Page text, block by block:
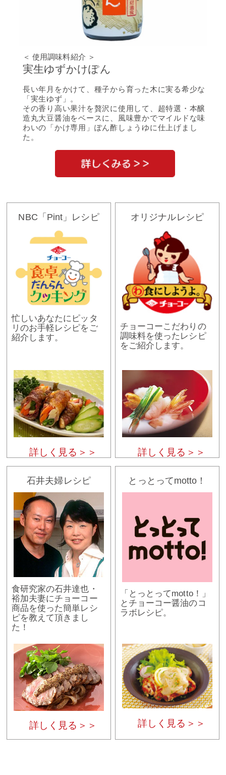
＜ 使用調味料紹介 ＞
実生ゆずかけぽん
長い年月をかけて、種子から育った木に実る希少な
「実生ゆず」。
その香り高い果汁を贅沢に使用して、超特選・本醸
造丸大豆醤油をベースに、風味豊かでマイルドな味
わいの「かけ専用」ぽん酢しょうゆに仕上げまし
た。
NBC「Pint」レシピ
忙しいあなたにピッタ
リのお手軽レシピをご
紹介します。
詳しく見る＞＞
オリジナルレシピ
チョーコーこだわりの
調味料を使ったレシピ
をご紹介します。
詳しく見る＞＞
石井夫婦レシピ
食研究家の石井達也・
裕加夫妻にチョーコー
商品を使った簡単レシ
ピを教えて頂きまし
た！
詳しく見る＞＞
とっとってmotto！
「とっとってmotto！」
とチョーコー醤油のコ
ラボレシピ。
詳しく見る＞＞